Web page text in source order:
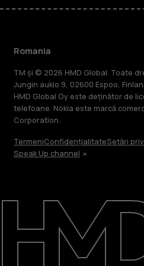
Despre
Repară, reutilizează,
Asistență
Romania
TM și © 2026 HMD Global. Toate
Jungin aukio 9, 02600 Espoo,
HMD Global Oy este deținător de
telefoane. Nokia este marcă
Corporation.
TermeniConfidențialitateSetări
Speak Up channel